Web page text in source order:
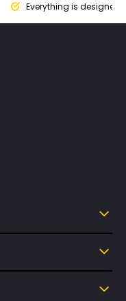
Everything is designed